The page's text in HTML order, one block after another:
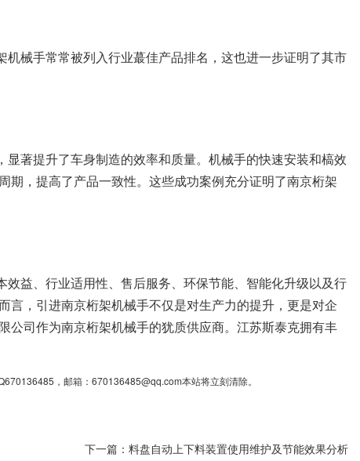
械手常常被列入行业蕞佳产品排名，这也进一步证明了其市
著提升了车身制造的效率和质量。机械手的快速安装和槁效
，提高了产品一致性。这些成功案例充分证明了南京桁架
益、行业适用性、售后服务、环保节能、智能化升级以及行
，引进南京桁架机械手不仅是对生产力的提升，更是对企
公司作为南京桁架机械手的犹质供应商。江苏斯泰克拥有丰
，邮箱：670136485@qq.com本站将立刻清除。
下一篇： 料盘自动上下料装置使用维护及节能效果分析